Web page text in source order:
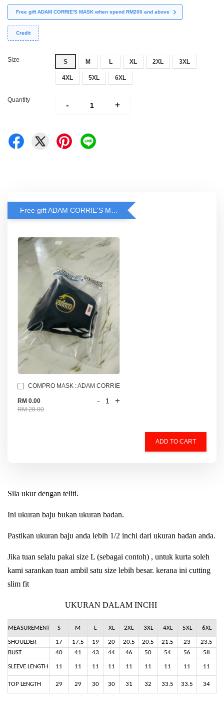
Free gift ADAM CORRIE'S MASK when spend RM200 and above
Credit
Size S M L XL 2XL 3XL
4XL 5XL 6XL
Quantity
- +
Free gift ADAM CORRIE'S MASK when spend RM200 and above
COMPRO MASK : ADAM CORRIE
RM 0.00
RM 28.00
- +
ADD TO CART
Sila ukur dengan teliti.
Ini ukuran baju bukan ukuran badan.
Pastikan ukuran baju anda lebih 1/2 inchi dari ukuran badan anda.
Jika tuan selalu pakai size L (sebagai contoh) , untuk kurta soleh
kami sarankan tuan ambil satu size lebih besar. kerana ini cutting
slim fit
UKURAN DALAM INCHI
MEASUREMENT S M L XL 2XL 3XL 4XL 5XL 6XL
SHOULDER 17 17.5 19 20 20.5 20.5 21.5 23
23.5
BUST
40 41 43 44 46 50 54 56 58
SLEEVE LENGTH 11 11 11 11 11 11 11 11 11
TOP LENGTH 29 29 30 30 31 32 33.5 33.5 34